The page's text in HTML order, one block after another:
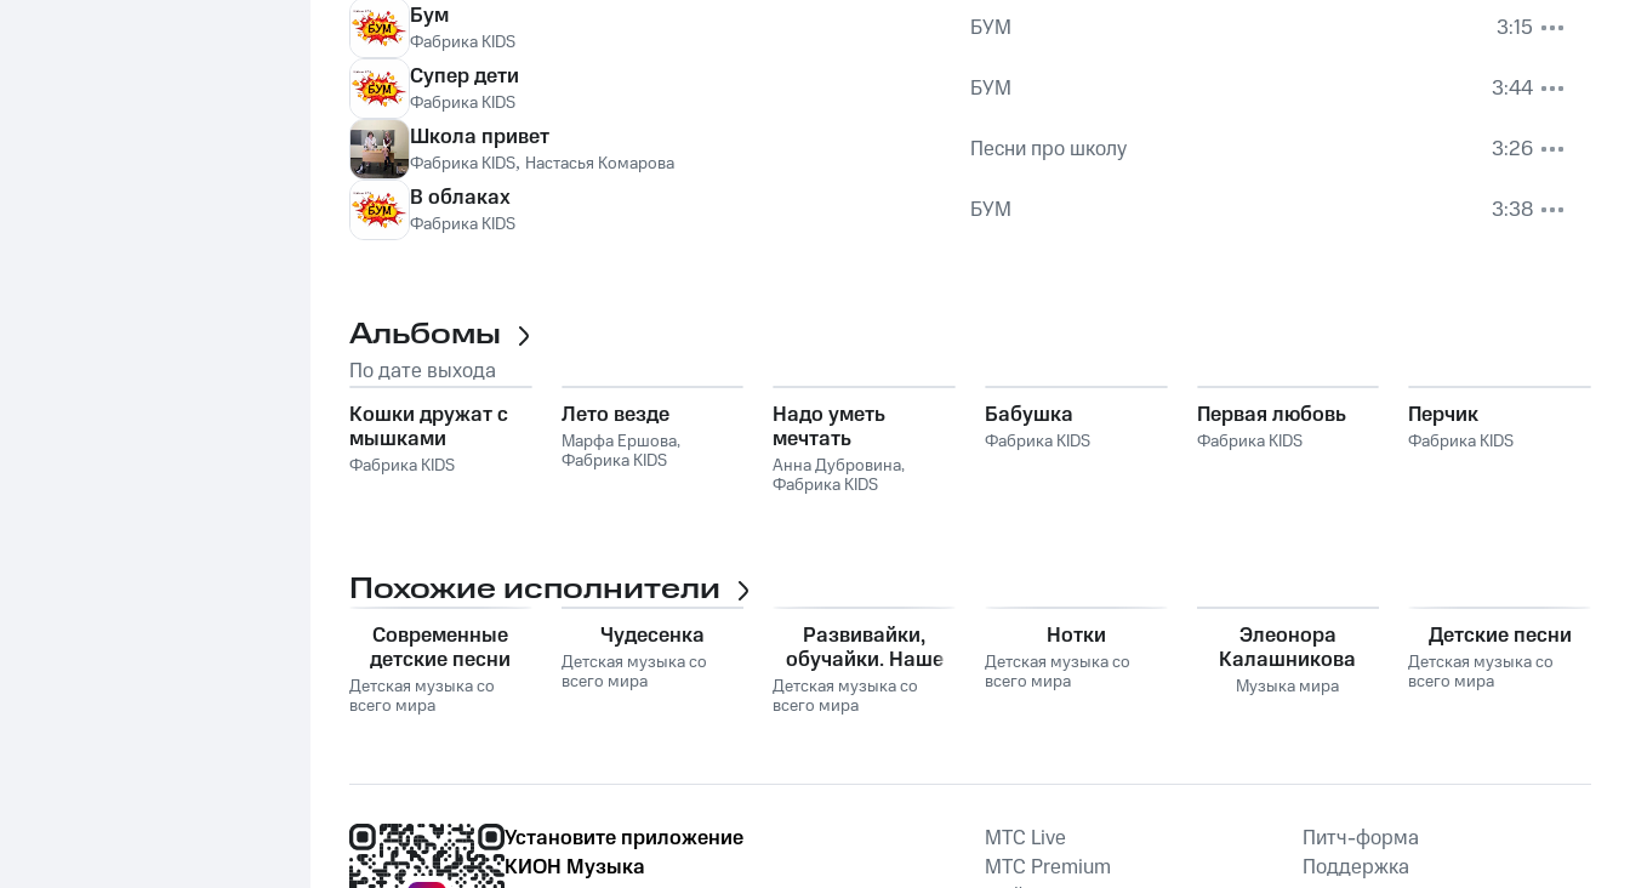
Бум
Фабрика KIDS БУМ
3:15
Супер дети
Фабрика KIDS БУМ
3:44
Школа привет
Фабрика KIDS, Настасья Комарова Песни про школу
3:26
В облаках
Фабрика KIDS БУМ 3:38
Альбомы
По дате выхода
Кошки дружат с
мышками
Фабрика KIDS
Лето везде
Марфа Ершова,
Фабрика KIDS
Надо уметь
мечтать
Анна Дубровина,
Фабрика KIDS
Бабушка
Фабрика KIDS
Первая любовь
Фабрика KIDS
Перчик
Фабрика KIDS
Похожие исполнители
Современные
детские песни
Детская музыка со
всего мира
Чудесенка
Детская музыка со
всего мира
Развивайки,
обучайки. Наше
всё!
Детская музыка со
всего мира
Нотки
Детская музыка со
всего мира
Элеонора
Калашникова
Музыка мира
Детские песни
Детская музыка со
всего мира
Установите приложение
КИОН Музыка
MTС Live
MTС Premium
Питч-форма
Поддержка